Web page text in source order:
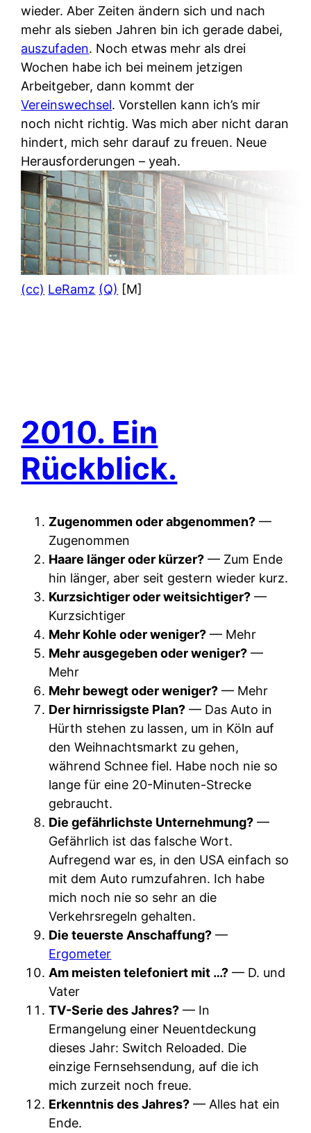
wieder. Aber Zeiten ändern sich und nach
mehr als sieben Jahren bin ich gerade dabei,
auszufaden. Noch etwas mehr als drei
Wochen habe ich bei meinem jetzigen
Arbeitgeber, dann kommt der
Vereinswechsel. Vorstellen kann ich’s mir
noch nicht richtig. Was mich aber nicht daran
hindert, mich sehr darauf zu freuen. Neue
Herausforderungen – yeah.
(cc) LeRamz (Q) [M]
2010. Ein
Rückblick.
Zugenommen oder abgenommen? —
Zugenommen
Haare länger oder kürzer? — Zum Ende
hin länger, aber seit gestern wieder kurz.
Kurzsichtiger oder weitsichtiger? —
Kurzsichtiger
Mehr Kohle oder weniger? — Mehr
Mehr ausgegeben oder weniger? —
Mehr
Mehr bewegt oder weniger? — Mehr
Der hirnrissigste Plan? — Das Auto in
Hürth stehen zu lassen, um in Köln auf
den Weihnachtsmarkt zu gehen,
während Schnee fiel. Habe noch nie so
lange für eine 20-Minuten-Strecke
gebraucht.
Die gefährlichste Unternehmung? —
Gefährlich ist das falsche Wort.
Aufregend war es, in den USA einfach so
mit dem Auto rumzufahren. Ich habe
mich noch nie so sehr an die
Verkehrsregeln gehalten.
Die teuerste Anschaffung? —
Ergometer
Am meisten telefoniert mit …? — D. und
Vater
TV-Serie des Jahres? — In
Ermangelung einer Neuentdeckung
dieses Jahr: Switch Reloaded. Die
einzige Fernsehsendung, auf die ich
mich zurzeit noch freue.
Erkenntnis des Jahres? — Alles hat ein
Ende.